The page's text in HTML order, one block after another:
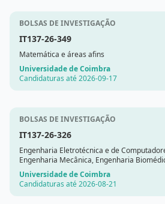
BOLSAS DE INVESTIGAÇÃO
IT137-26-349
Matemática e áreas afins
Universidade de Coimbra
Candidaturas até 2026-09-17
BOLSAS DE INVESTIGAÇÃO
IT137-26-326
Engenharia Eletrotécnica e de
Engenharia Mecânica, Engenharia
Informática, ou áreas afins.
Universidade de Coimbra
Candidaturas até 2026-08-21